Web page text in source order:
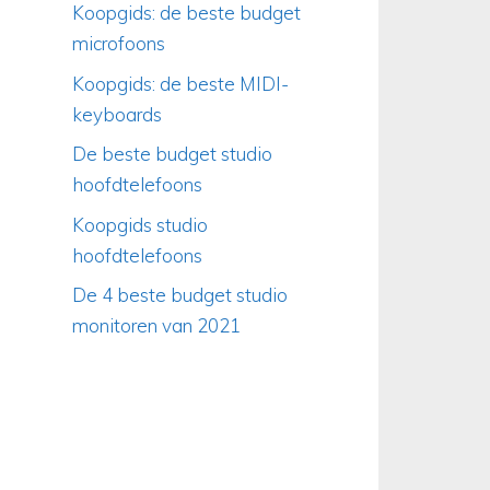
Koopgids: de beste budget
microfoons
Koopgids: de beste MIDI-
keyboards
De beste budget studio
hoofdtelefoons
Koopgids studio
hoofdtelefoons
De 4 beste budget studio
monitoren van 2021